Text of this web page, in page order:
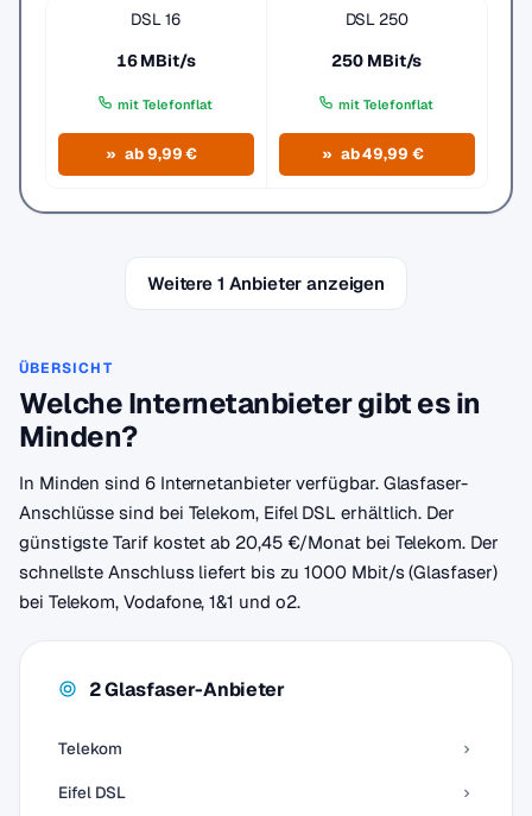
DSL 16
16 MBit/s
mit Telefonflat
ab 9,99 €
DSL 250
250 MBit/s
mit Telefonflat
ab 49,99 €
Weitere 1 Anbieter anzeigen
ÜBERSICHT
Welche Internetanbieter gibt es in
Minden?
In Minden sind 6 Internetanbieter verfügbar. Glasfaser-
Anschlüsse sind bei Telekom, Eifel DSL erhältlich. Der
günstigste Tarif kostet ab 20,45 €/Monat bei Telekom. Der
schnellste Anschluss liefert bis zu 1000 Mbit/s (Glasfaser)
bei Telekom, Vodafone, 1&1 und o2.
2 Glasfaser-Anbieter
Telekom
Eifel DSL